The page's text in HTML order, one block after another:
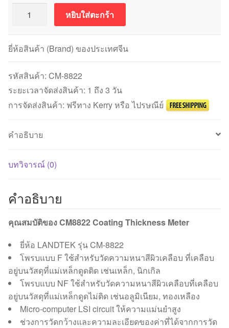
LANDTEK
CM-
8822
Coating
Thickness
Meter
หยิบใส่ตะกร้า
ยี่ห้อสินค้า (Brand) ของประเทศจีน
รหัสสินค้า: CM-8822
ระยะเวลาจัดส่งสินค้า: 1 ถึง 3 วัน
การจัดส่งสินค้า: ฟรีทาง Kerry หรือ ไปรษณีย์
คำอธิบาย
บทวิจารณ์ (0)
คำอธิบาย
คุณสมบัติของ CM8822 Coating Thickness Meter
ยี่ห้อ LANDTEK รุ่น CM-8822
โพรบแบบ F ใช้สำหรับวัดความหนาสีผิวเคลือบ ที่เคลือบ
อยู่บนวัสดุที่แม่เหล็กดูดติด เช่นเหล็ก, นิกเกิล
โพรบแบบ NF ใช้สำหรับวัดความหนาสีผิวเคลือบที่เคลือบ
อยู่บนวัสดุที่แม่เหล็กดูดไม่ติด เช่นอลูมิเนียม, ทองเหลือง
Micro-computer LSI circuit ให้ความแม่นยำสูง
ช่วงการวัดกว้างและความละเอียดของค่าที่ได้จากการวัด